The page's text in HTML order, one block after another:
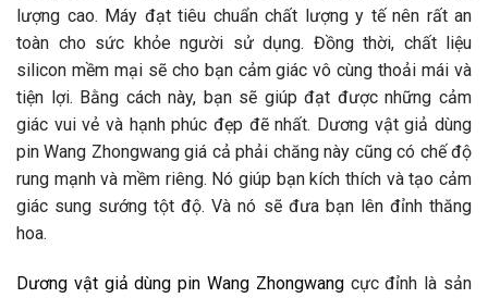
lượng cao. Máy đạt tiêu chuẩn chất lượng y tế nên rất an
toàn cho sức khỏe người sử dụng. Đồng thời, chất liệu
silicon mềm mại sẽ cho bạn cảm giác vô cùng thoải mái và
tiện lợi. Bằng cách này, bạn sẽ giúp đạt được những cảm
giác vui vẻ và hạnh phúc đẹp đẽ nhất. Dương vật giả dùng
pin Wang Zhongwang giá cả phải chăng này cũng có chế độ
rung mạnh và mềm riêng. Nó giúp bạn kích thích và tạo cảm
giác sung sướng tột độ. Và nó sẽ đưa bạn lên đỉnh thăng
hoa.
Dương vật giả dùng pin Wang Zhongwangcực đỉnh là sản